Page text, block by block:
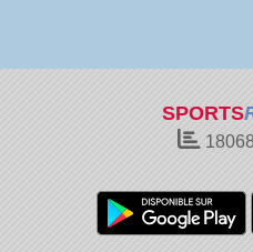
SPORTS